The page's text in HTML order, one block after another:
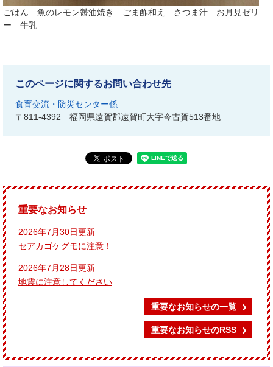
ごはん 魚のレモン醤油焼き ごま酢和え さつま汁 お月見ゼリ
ー 牛乳
このページに関するお問い合わせ先
食育交流・防災センター係
〒811-4392
福岡県遠賀郡遠賀町大字今古賀513番地
重要なお知らせ
2026年7月30日更新
セアカゴケグモに注意！
2026年7月28日更新
地震に注意してください
重要なお知らせの一覧
重要なお知らせのRSS